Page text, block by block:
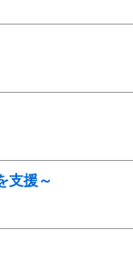
支援～